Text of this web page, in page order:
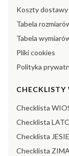
Koszty dostawy
Tabela
Tabela
Pliki cookies
Polityka
CHECKLISTY
Checklista
Checklista
Checklista
Checklista ZIMA